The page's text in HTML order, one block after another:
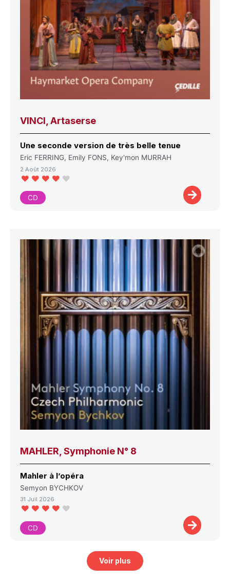
VINCI, Artaserse
Une seconde version de très belle tenue
Eric FERRING, Emily FONS, Key'mon MURRAH
2 Août 2026
CD
MAHLER, Symphonie N° 8
Mahler à l’opéra
Semyon BYCHKOV
31 Juil 2026
CD
Voir plus